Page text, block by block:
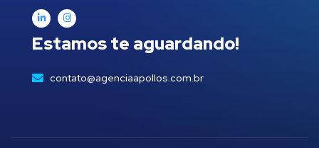
Estamos te aguardando!
contato@agenciaapollos.com.br